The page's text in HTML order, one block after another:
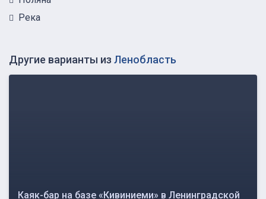
Река
Другие варианты из Ленобласть
Каяк-бар на базе «Кивиниеми» в Ленинградской